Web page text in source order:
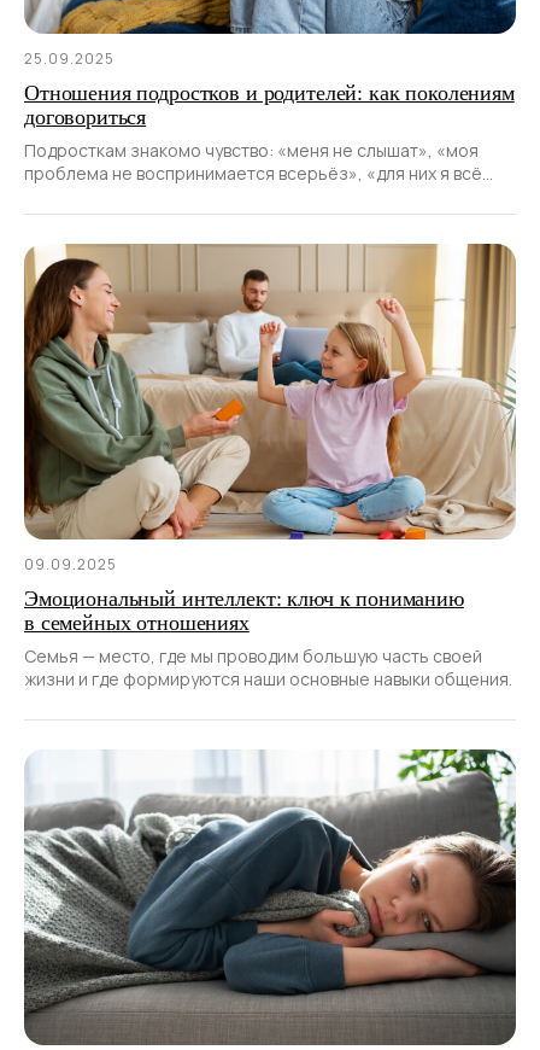
25.09.2025
Отношения подростков и родителей: как поколениям
договориться
Подросткам знакомо чувство: «меня не слышат», «моя
проблема не воспринимается всерьёз», «для них я всё
09.09.2025
Эмоциональный интеллект: ключ к пониманию
в семейных отношениях
Семья — место, где мы проводим большую часть своей
жизни и где формируются наши основные навыки общения.